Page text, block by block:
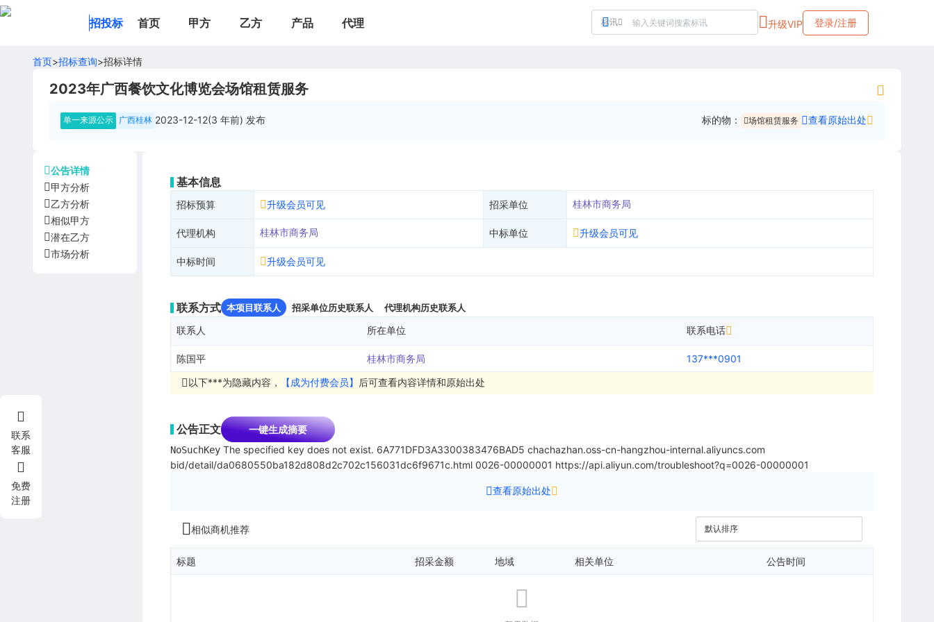
招投标 首页 甲方 乙方 产品 代理 标讯 升级VIP 登录/注册
首页>招标查询>招标详情
2023年广西餐饮文化博览会场馆租赁服务
单一来源公示 广西桂林 2023-12-12(3 年前) 发布 标的物： 场馆租赁服务 查看原始出处
公告详情
甲方分析
乙方分析
相似甲方
潜在乙方
市场分析
基本信息
招标预算 升级会员可见 招采单位 桂林市商务局
代理机构 桂林市商务局 中标单位 升级会员可见
中标时间 升级会员可见
联系方式 本项目联系人 招采单位历史联系人 代理机构历史联系人
联系人 所在单位 联系电话
陈国平 桂林市商务局
137***0901
以下***为隐藏内容，
【成为付费会员】 后可查看内容详情和原始出处
公告正文 一键生成摘要
NoSuchKey The specified key does not exist. 6A771DFD3A3300383476BAD5 chachazhan.oss-cn-hangzhou-internal.aliyuncs.com
bid/detail/da0680550ba182d808d2c702c156031dc6f9671c.html 0026-00000001 https://api.aliyun.com/troubleshoot?q=0026-00000001
查看原始出处
相似商机推荐
标题 招采金额 地域 相关单位 公告时间
联系
客服
免费
注册